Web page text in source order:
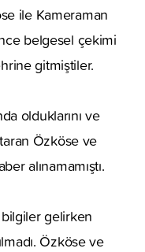
ile Kameraman
belgesel çekimi
gitmiştiler.
olduklarını ve
Özköse ve
alınamamıştı.
gelirken
Özköse ve